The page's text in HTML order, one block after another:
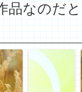
品なのだ